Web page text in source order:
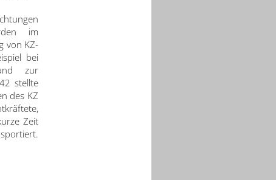
im
von KZ-
bei
zur
stellte
des KZ
Zeit